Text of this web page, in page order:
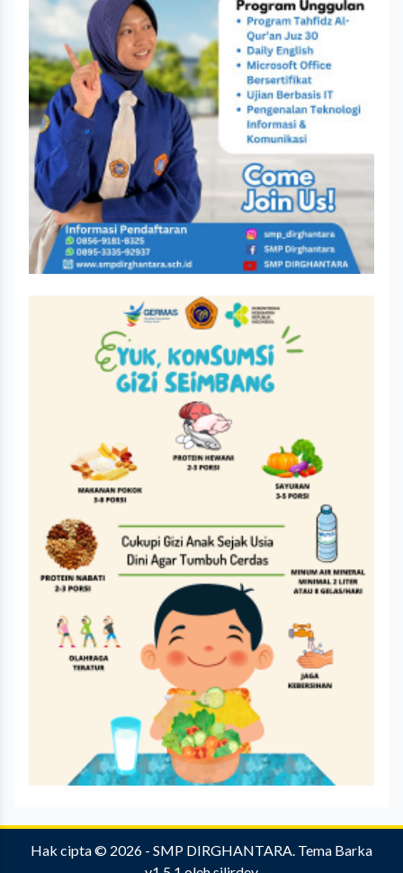
Hak cipta © 2026 - SMP DIRGHANTARA. Tema Barka